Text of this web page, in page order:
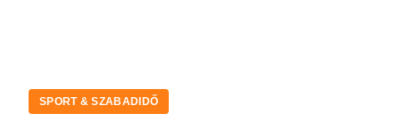
SPORT & SZABADIDŐ